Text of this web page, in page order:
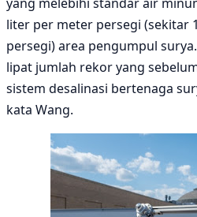
liter per meter persegi (sekitar
persegi) area pengumpul
lipat jumlah rekor yang
sistem desalinasi bertenaga
kata Wang.